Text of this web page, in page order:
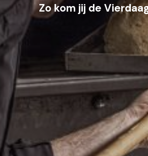
Zo kom jij de